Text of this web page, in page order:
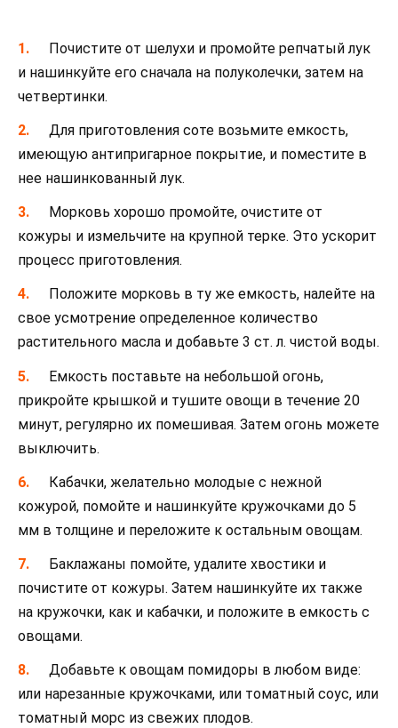
Почистите от шелухи и промойте репчатый лук
и нашинкуйте его сначала на полуколечки, затем на
четвертинки.
Для приготовления соте возьмите емкость,
имеющую антипригарное покрытие, и поместите в
нее нашинкованный лук.
Морковь хорошо промойте, очистите от
кожуры и измельчите на крупной терке. Это ускорит
процесс приготовления.
Положите морковь в ту же емкость, налейте на
свое усмотрение определенное количество
растительного масла и добавьте 3 ст. л. чистой воды.
Емкость поставьте на небольшой огонь,
прикройте крышкой и тушите овощи в течение 20
минут, регулярно их помешивая. Затем огонь можете
выключить.
Кабачки, желательно молодые с нежной
кожурой, помойте и нашинкуйте кружочками до 5
мм в толщине и переложите к остальным овощам.
Баклажаны помойте, удалите хвостики и
почистите от кожуры. Затем нашинкуйте их также
на кружочки, как и кабачки, и положите в емкость с
овощами.
Добавьте к овощам помидоры в любом виде:
или нарезанные кружочками, или томатный соус, или
томатный морс из свежих плодов.